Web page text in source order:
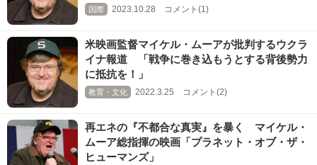
国際 2023.10.28 コメント(1)
米映画監督マイケル・ムーアが批判するウクラ
イナ報道 「戦争に巻き込もうとする背後勢力
に抵抗を！」
教育・文化 2022.3.25 コメント(2)
再エネの『不都合な真実』を暴く マイケル・
ムーア総指揮の映画「プラネット・オブ・ザ・
ヒューマンズ」